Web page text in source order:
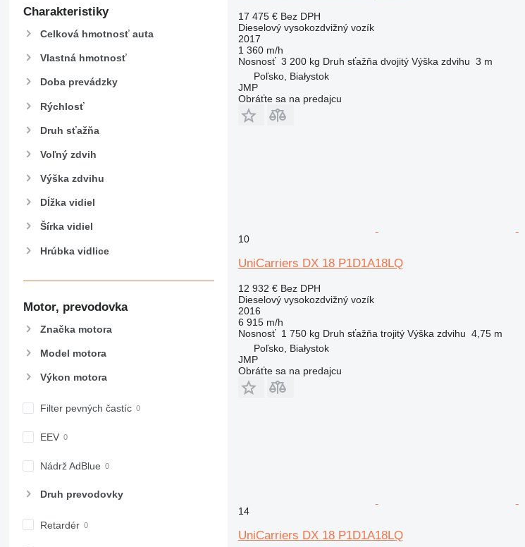
Charakteristiky
Celková hmotnosť auta
Vlastná hmotnosť
Doba prevádzky
Rýchlosť
Druh sťažňa
Voľný zdvih
Výška zdvihu
Dĺžka vidiel
Šírka vidiel
Hrúbka vidlice
Motor, prevodovka
Značka motora
Model motora
Výkon motora
Filter pevných častíc
EEV
Nádrž AdBlue
Druh prevodovky
Retardér
17 475 € Bez DPH
Dieselový vysokozdvižný vozík
2017
1 360 m/h
Nosnosť 3 200 kg Druh sťažňa dvojitý Výška zdvihu 3 m
Poľsko, Białystok
JMP
Obráťte sa na predajcu
10
UniCarriers DX 18 P1D1A18LQ
12 932 € Bez DPH
Dieselový vysokozdvižný vozík
2016
6 915 m/h
Nosnosť 1 750 kg Druh sťažňa trojitý Výška zdvihu 4,75 m
Poľsko, Białystok
JMP
Obráťte sa na predajcu
14
UniCarriers DX 18 P1D1A18LQ